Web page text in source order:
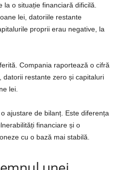
la o situație financiară dificilă.
lei, datoriile restante
proprii erau negative, la
Compania raportează o cifră
restante zero și capitaluri
lei.
ajustare de bilanț. Este diferența
financiare și o
cu o bază mai stabilă.